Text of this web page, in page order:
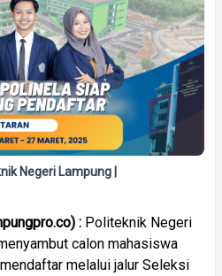
Negeri Lampung |
: Politeknik Negeri
calon mahasiswa
melalui jalur Seleksi